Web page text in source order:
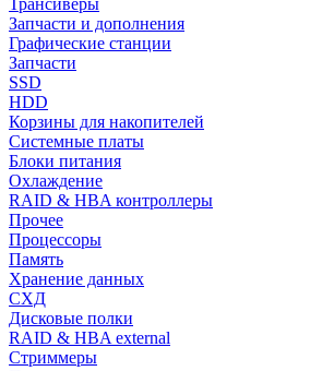
Трансиверы
Запчасти и дополнения
Графические станции
Запчасти
SSD
HDD
Корзины для накопителей
Системные платы
Блоки питания
Охлаждение
RAID & HBA контроллеры
Прочее
Процессоры
Память
Хранение данных
СХД
Дисковые полки
RAID & HBA external
Стриммеры